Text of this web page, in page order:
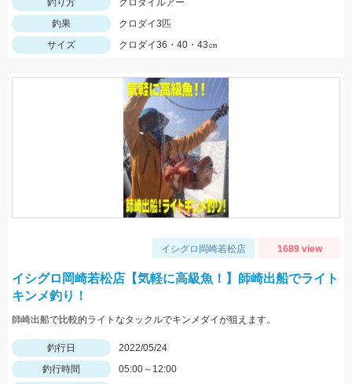
釣り方
クロダイルアー
釣果
クロダイ3匹
サイズ
クロダイ36・40・43㎝
イシグロ岡崎若松店 1689 view
イシグロ岡崎若松店【気軽に高級魚！】師崎出船でライト
キンメ釣り！
師崎出船で比較的ライトなタックルでキンメダイが狙えます。
釣行日
2022/05/24
釣行時間
05:00～12:00